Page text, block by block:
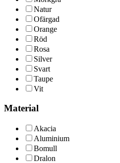
Natur
Ofärgad
Orange
Röd
Rosa
Silver
Svart
Taupe
Vit
Material
Akacia
Aluminium
Bomull
Dralon